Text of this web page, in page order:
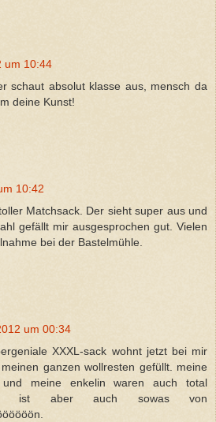
um 10:44
schaut absolut klasse aus, mensch da
deine Kunst!
10:42
Matchsack. Der sieht super aus und
gefällt mir ausgesprochen gut. Vielen
bei der Bastelmühle.
um 00:34
XXXL-sack wohnt jetzt bei mir
ganzen wollresten gefüllt. meine
und meine enkelin waren auch total
ist aber auch sowas von